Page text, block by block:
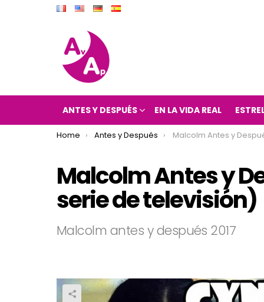
ANTES Y DESPUÉS EN LA VIDA REAL
You are here:
Home Antes y Después Malcolm Antes y Después 2017
Malcolm Antes y
serie de televisión)
Malcolm antes y después 2017